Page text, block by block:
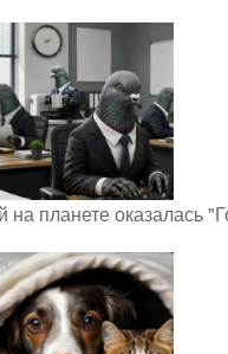
планете оказалась